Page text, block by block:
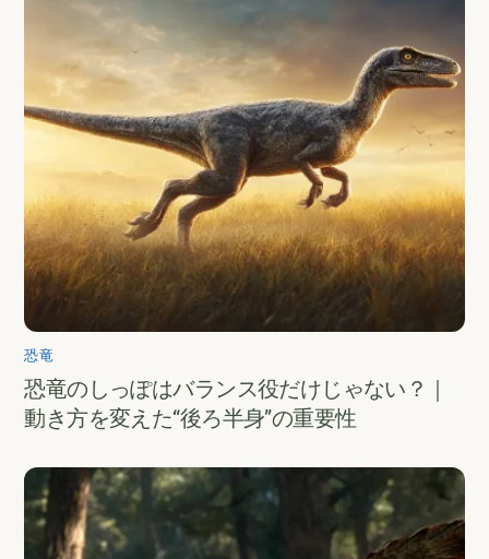
恐竜
恐竜のしっぽはバランス役だけじゃない？｜
動き方を変えた“後ろ半身”の重要性